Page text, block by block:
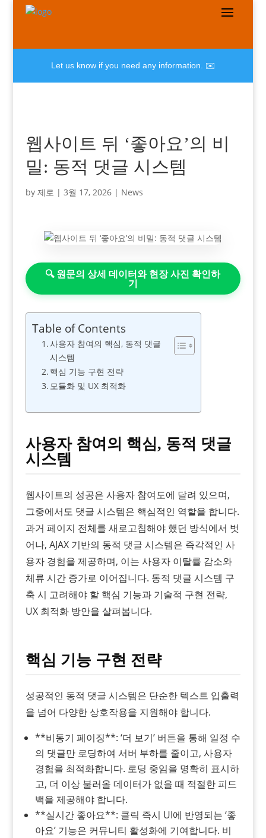
Let us know if you need any information. ✉️
웹사이트 뒤 ‘좋아요’의 비
밀: 동적 댓글 시스템
by 제로 | 3월 17, 2026| News
🔍 원문의 상세 데이터와 현장 사진 확인하
기
Table of Contents
사용자 참여의 핵심, 동적 댓글
시스템
핵심 기능 구현 전략
모듈화 및 UX 최적화
사용자 참여의 핵심, 동적 댓글
시스템
웹사이트의 성공은 사용자 참여도에 달려 있으며,
그중에서도 댓글 시스템은 핵심적인 역할을 합니다.
과거 페이지 전체를 새로고침해야 했던 방식에서 벗
어나, AJAX 기반의 동적 댓글 시스템은 즉각적인 사
용자 경험을 제공하며, 이는 사용자 이탈률 감소와
체류 시간 증가로 이어집니다. 동적 댓글 시스템 구
축 시 고려해야 할 핵심 기능과 기술적 구현 전략,
UX 최적화 방안을 살펴봅니다.
핵심 기능 구현 전략
성공적인 동적 댓글 시스템은 단순한 텍스트 입출력
을 넘어 다양한 상호작용을 지원해야 합니다.
**비동기 페이징**: ‘더 보기’ 버튼을 통해 일정 수
의 댓글만 로딩하여 서버 부하를 줄이고, 사용자
경험을 최적화합니다. 로딩 중임을 명확히 표시하
고, 더 이상 불러올 데이터가 없을 때 적절한 피드
백을 제공해야 합니다.
**실시간 좋아요**: 클릭 즉시 UI에 반영되는 ‘좋
아요’ 기능은 커뮤니티 활성화에 기여합니다. 비